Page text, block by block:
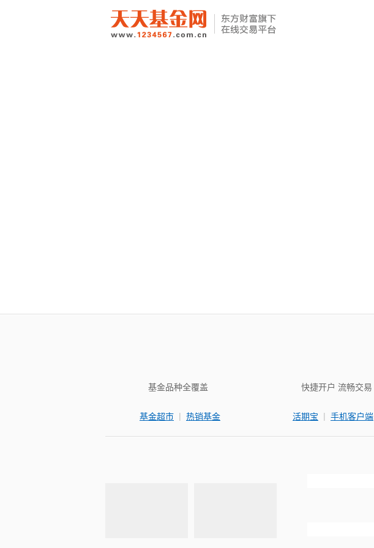
基金品种全覆盖
基金超市 | 热销基金
快捷开户 流畅交易
活期宝 | 手机客户端